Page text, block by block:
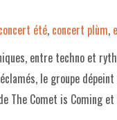
été, concert plùm,
entre techno et
le groupe
The Comet is Coming